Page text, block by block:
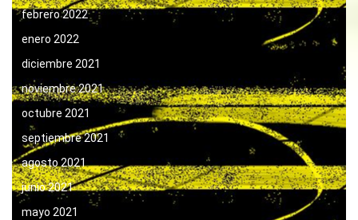
febrero 2022
enero 2022
diciembre 2021
noviembre 2021
octubre 2021
septiembre 2021
agosto 2021
junio 2021
mayo 2021